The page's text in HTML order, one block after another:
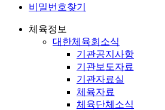
비밀번호찾기
체육정보
대한체육회소식
기관공지사항
기관보도자료
기관자료실
체육자료
체육단체소식